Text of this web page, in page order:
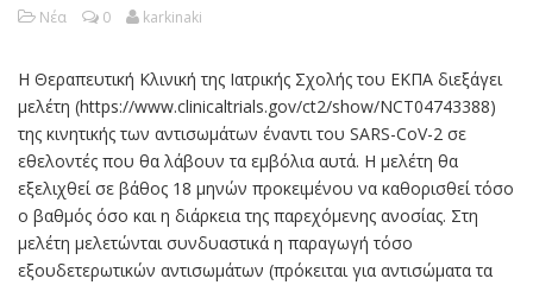
Νέα 0 karkinaki
Η Θεραπευτική Κλινική της Ιατρικής Σχολής του ΕΚΠΑ διεξάγει
μελέτη (https://www.clinicaltrials.gov/ct2/show/NCT04743388)
της κινητικής των αντισωμάτων έναντι του SARS-CoV-2 σε
εθελοντές που θα λάβουν τα εμβόλια αυτά. Η μελέτη θα
εξελιχθεί σε βάθος 18 μηνών προκειμένου να καθορισθεί τόσο
ο βαθμός όσο και η διάρκεια της παρεχόμενης ανοσίας. Στη
μελέτη μελετώνται συνδυαστικά η παραγωγή τόσο
εξουδετερωτικών αντισωμάτων (πρόκειται για αντισώματα τα